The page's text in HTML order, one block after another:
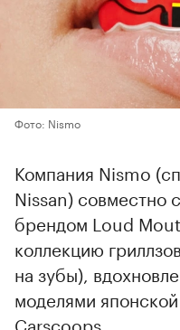
Фото: Nismo
Компания Nismo
Nissan) совместно
брендом Loud
коллекцию
на зубы),
моделями
Carscoops.